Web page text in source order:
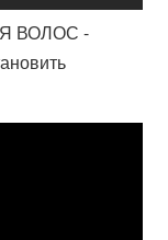
ВОЛОС -